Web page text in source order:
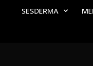
SESDERMA